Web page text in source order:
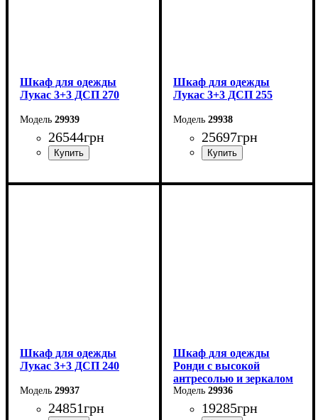
Шкаф для одежды
Лукас 3+3 ДСП 270
29939
26544грн
Ширина: 270 см
Шкаф для одежды
Лукас 3+3 ДСП 255
29938
25697грн
Ширина: 255 см
Шкаф для одежды
Лукас 3+3 ДСП 240
29937
24851грн
Шкаф для одежды
Ронди с высокой
антресолью и зеркалом
4 ДСП 29936
19285грн